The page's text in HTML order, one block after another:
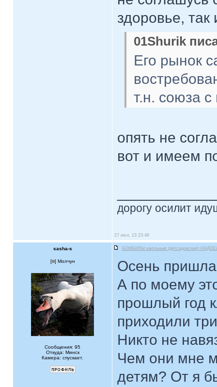
здоровье,
01Shurik
Его рынок
т.н. союза с
опять не
вот и имеем
дорогу осилит
27 июл, 13 23:48
sasha-s БОМБИЛЫ школьные (детсадовские)
[ ] Молчун
Сообщения: 95
Откуда: Минск
Камера: спускает.
Осень пришла
А по моему
прошлый год
приходили
Никто не
Чем они мне
детям? От я